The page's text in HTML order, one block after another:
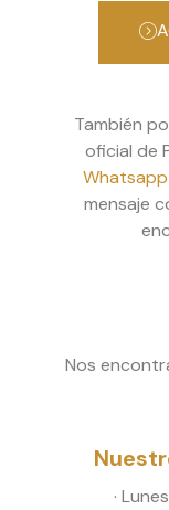
También
oficial de
mensaje
Nos
·